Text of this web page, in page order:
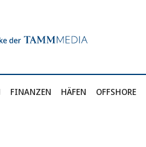
FINANZEN HÄFEN OFFSHORE